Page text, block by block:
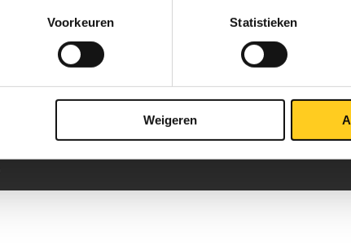
Voorkeuren Statistieken
Weigeren